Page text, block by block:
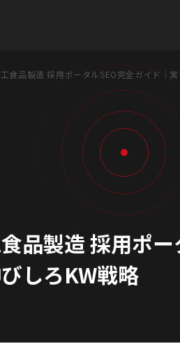
食品製造 採用ポータルSEO完全ガイド｜
品製造 採用ポ
しろKW戦略